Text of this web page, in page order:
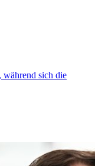
während sich die